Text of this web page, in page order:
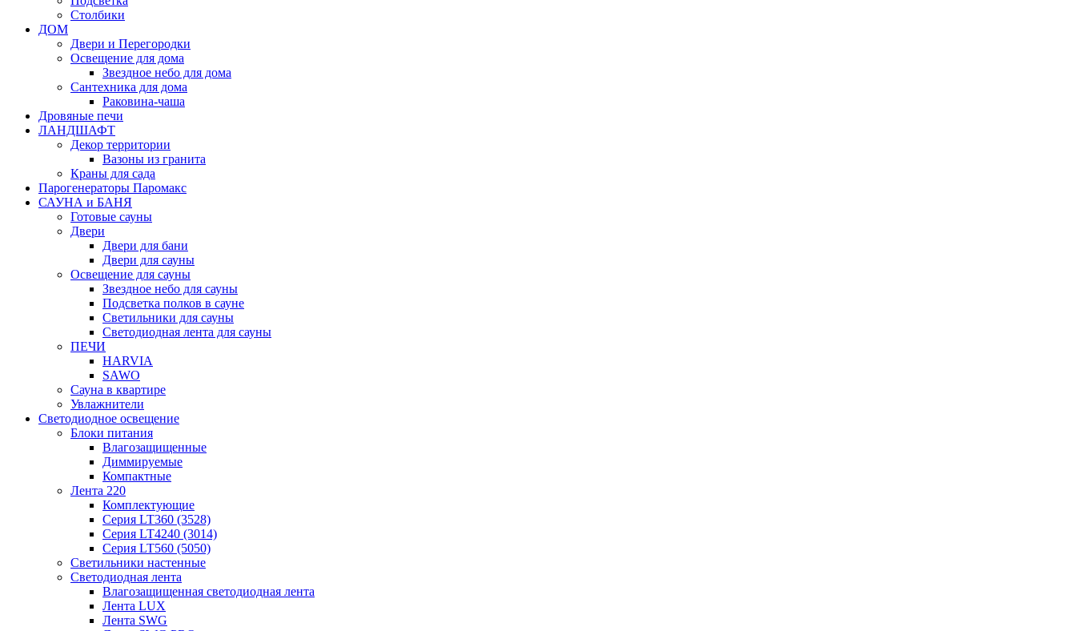
Столбики
ДОМ
Двери и Перегородки
Освещение для дома
Звездное небо для дома
Сантехника для дома
Раковина-чаша
Дровяные печи
ЛАНДШАФТ
Декор территории
Вазоны из гранита
Краны для сада
Парогенераторы Паромакс
САУНА и БАНЯ
Готовые сауны
Двери
Двери для бани
Двери для сауны
Освещение для сауны
Звездное небо для сауны
Подсветка полков в сауне
Светильники для сауны
Светодиодная лента для сауны
ПЕЧИ
HARVIA
SAWO
Сауна в квартире
Увлажнители
Светодиодное освещение
Блоки питания
Влагозащищенные
Диммируемые
Компактные
Лента 220
Комплектующие
Серия LT360 (3528)
Серия LT4240 (3014)
Серия LT560 (5050)
Светильники настенные
Светодиодная лента
Влагозащищенная светодиодная лента
Лента LUX
Лента SWG